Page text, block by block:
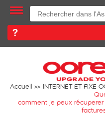
Accueil
INTERNET ET FIXE
comment je peux